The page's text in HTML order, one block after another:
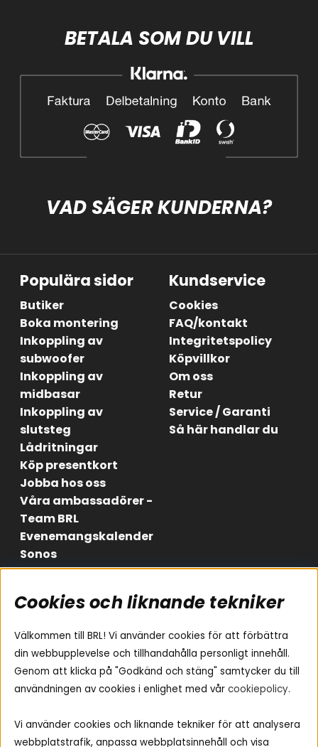
BETALA SOM DU VILL
VAD SÄGER KUNDERNA?
Populära sidor
Butiker
Boka montering
Inkoppling av
subwoofer
Inkoppling av
midbasar
Inkoppling av
slutsteg
Lådritningar
Köp presentkort
Jobba hos oss
Våra ambassadörer -
Team BRL
Evenemangskalender
Sonos
Kundservice
Cookies
FAQ/kontakt
Integritetspolicy
Köpvillkor
Om oss
Retur
Service / Garanti
Så här handlar du
Områden
Billjud
Hemmaljud
Medarbetare
Vad passar i min bil
Yamaha Musiccast
Ljud till A-traktorn
Ljud till båten
Följ oss
Instagram
Facebook
Youtube
Cookies och liknande tekniker
Välkommen till BRL! Vi använder cookies för att förbättra
din webbupplevelse och tillhandahålla personligt innehåll.
Genom att klicka på "Godkänd och stäng" samtycker du till
användningen av cookies i enlighet med vår cookiepolicy.
Vi använder cookies och liknande tekniker för att analysera
webbplatstrafik, anpassa webbplatsinnehåll och visa